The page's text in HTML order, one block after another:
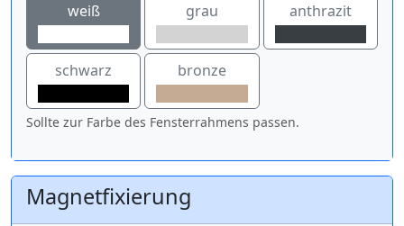
weiß grau anthrazit
schwarz bronze
Sollte zur Farbe des Fensterrahmens passen.
Magnetfixierung